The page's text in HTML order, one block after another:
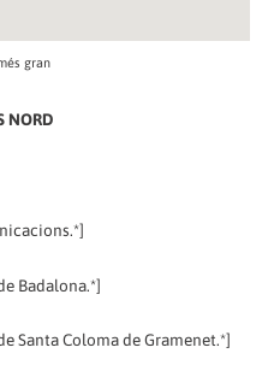
gran
NORD
Badalona.*]
Santa Coloma de Gramenet.*]